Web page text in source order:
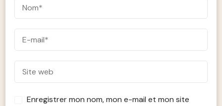
Enregistrer mon nom, mon e-mail et mon site